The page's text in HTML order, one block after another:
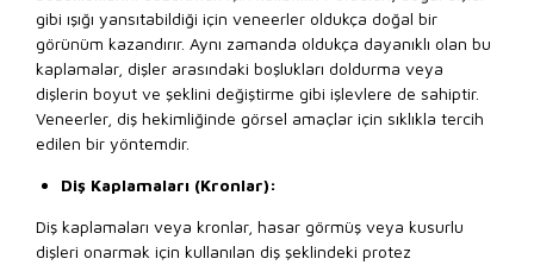
gibi ışığı yansıtabildiği için veneerler oldukça doğal bir
görünüm kazandırır. Aynı zamanda oldukça dayanıklı olan bu
kaplamalar, dişler arasındaki boşlukları doldurma veya
dişlerin boyut ve şeklini değiştirme gibi işlevlere de sahiptir.
Veneerler, diş hekimliğinde görsel amaçlar için sıklıkla tercih
edilen bir yöntemdir.
Diş Kaplamaları (Kronlar):
Diş kaplamaları veya kronlar, hasar görmüş veya kusurlu
dişleri onarmak için kullanılan diş şeklindeki protez